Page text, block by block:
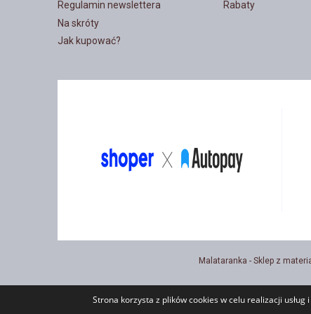
Strona korzysta z plików cookies w celu realizacji usług
Regulamin newslettera
Na skróty
Jak kupować?
Rabaty
Malataranka - Sklep z